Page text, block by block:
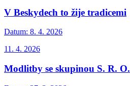
V Beskydech to žije tradicemi
Datum: 8. 4. 2026
11. 4. 2026
Modlitby se skupinou S. R. O.